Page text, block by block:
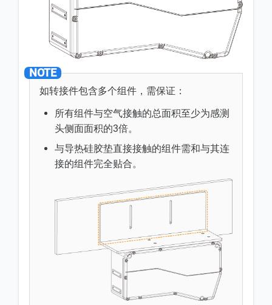
如转接件包含多个组件，需保证：
所有组件与空气接触的总面积至少为感测
头侧面面积的3倍。
与导热硅胶垫直接接触的组件需和与其连
接的组件完全贴合。